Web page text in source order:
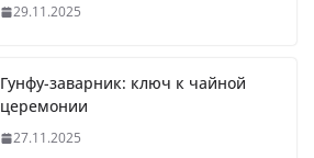
29.11.2025
Гунфу-заварник: ключ к чайной
церемонии
27.11.2025